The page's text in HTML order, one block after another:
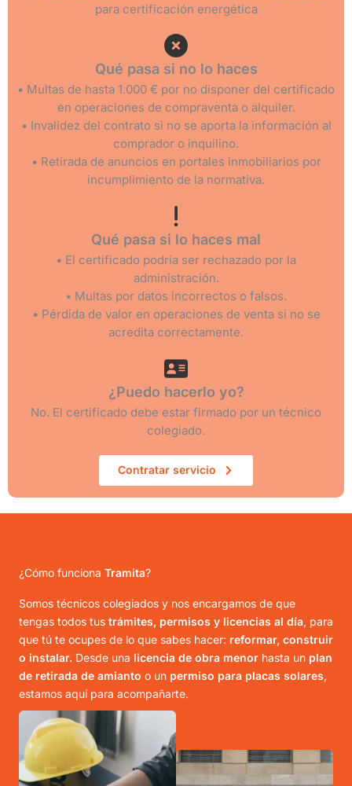
para certificación energética
Qué pasa si no lo haces
• Multas de hasta 1.000 € por no disponer del certificado
en operaciones de compraventa o alquiler.
• Invalidez del contrato si no se aporta la información al
comprador o inquilino.
• Retirada de anuncios en portales inmobiliarios por
incumplimiento de la normativa.
Qué pasa si lo haces mal
• El certificado podría ser rechazado por la
administración.
• Multas por datos incorrectos o falsos.
• Pérdida de valor en operaciones de venta si no se
acredita correctamente.
¿Puedo hacerlo yo?
No. El certificado debe estar firmado por un técnico
colegiado.
Contratar servicio
¿Cómo funciona Tramita?
Somos técnicos colegiados y nos encargamos de que
tengas todos tus trámites, permisos y licencias al día, para
que tú te ocupes de lo que sabes hacer: reformar, construir
o instalar. Desde una licencia de obra menor hasta un plan
de retirada de amianto o un permiso para placas solares,
estamos aquí para acompañarte.